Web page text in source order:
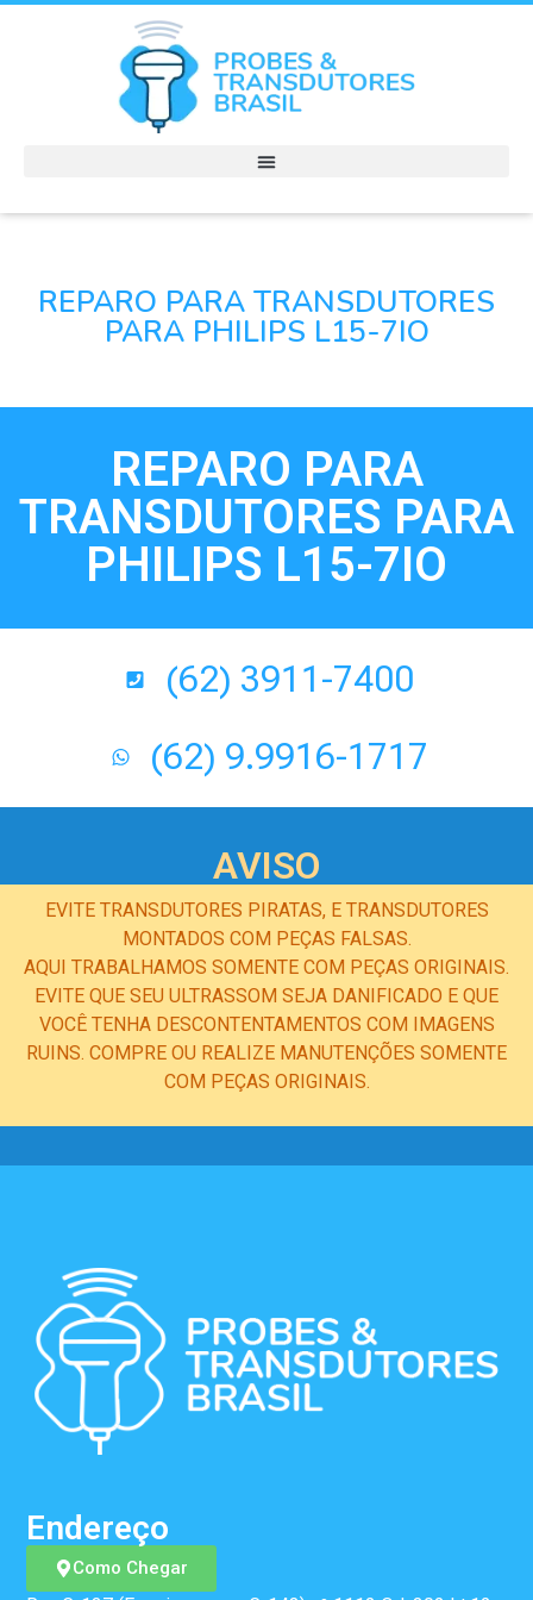
REPARO PARA TRANSDUTORES
PARA PHILIPS L15-7IO
REPARO PARA
TRANSDUTORES PARA
PHILIPS L15-7IO
(62) 3911-7400
(62) 9.9916-1717
AVISO
EVITE TRANSDUTORES PIRATAS, E TRANSDUTORES
MONTADOS COM PEÇAS FALSAS.
AQUI TRABALHAMOS SOMENTE COM PEÇAS ORIGINAIS.
EVITE QUE SEU ULTRASSOM SEJA DANIFICADO E QUE
VOCÊ TENHA DESCONTENTAMENTOS COM IMAGENS
RUINS. COMPRE OU REALIZE MANUTENÇÕES SOMENTE
COM PEÇAS ORIGINAIS.
Como Chegar
Endereço